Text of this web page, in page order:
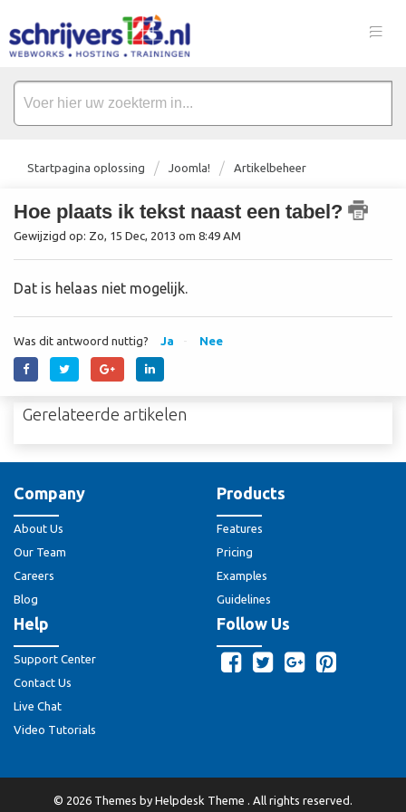
Startpagina oplossing Joomla! Artikelbeheer
Hoe plaats ik tekst naast een tabel?
Gewijzigd op: Zo, 15 Dec, 2013 om 8:49 AM
Dat is helaas niet mogelijk.
Was dit antwoord nuttig? Ja Nee
Gerelateerde artikelen
Company
About Us
Our Team
Careers
Blog
Products
Features
Pricing
Examples
Guidelines
Help
Support Center
Contact Us
Live Chat
Video Tutorials
Follow Us
© 2026 Themes by Helpdesk Theme . All rights reserved.